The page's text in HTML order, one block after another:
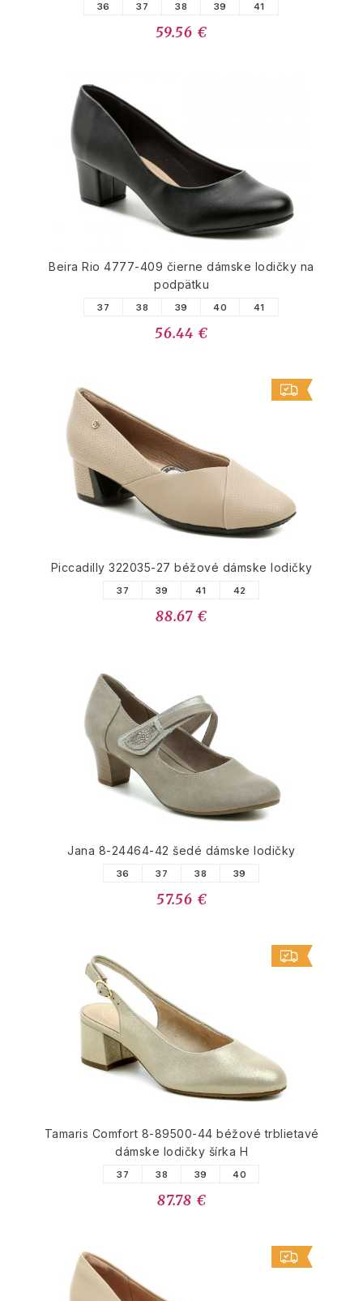
36 37 38 39 41
59.56 €
Beira Rio 4777-409 čierne dámske lodičky na
podpätku
37 38 39 40 41
56.44 €
Piccadilly 322035-27 béžové dámske lodičky
37 39 41 42
88.67 €
Jana 8-24464-42 šedé dámske lodičky
36 37 38 39
57.56 €
Tamaris Comfort 8-89500-44 béžové trblietavé
dámske lodičky šírka H
37 38 39 40
87.78 €